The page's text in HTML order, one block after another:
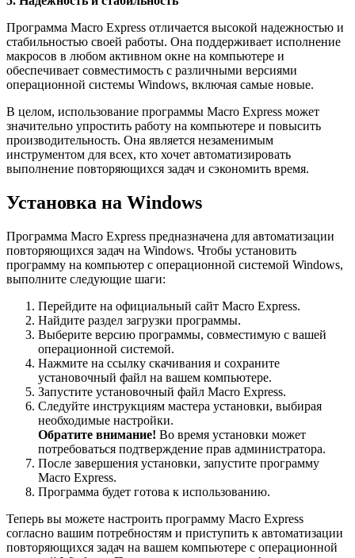
Программа Macro Express отличается высокой надежностью и
стабильностью своей работы. Она поддерживает исполнение
макросов в любом активном окне на компьютере и
обеспечивает совместимость с различными версиями
операционной системы Windows, включая самые новые.
В целом, использование программы Macro Express может
значительно упростить работу на компьютере и повысить
производительность. Она является незаменимым
инструментом для всех, кто хочет автоматизировать
выполнение повторяющихся задач и сэкономить время.
Установка на Windows
Программа Macro Express предназначена для автоматизации
повторяющихся задач на Windows. Чтобы установить
программу на компьютер с операционной системой Windows,
выполните следующие шаги:
Перейдите на официальный сайт Macro Express.
Найдите раздел загрузки программы.
Выберите версию программы, совместимую с вашей
операционной системой.
Нажмите на ссылку скачивания и сохраните
установочный файл на вашем компьютере.
Запустите установочный файл Macro Express.
Следуйте инструкциям мастера установки, выбирая
необходимые настройки.
Обратите внимание! Во время установки может
потребоваться подтверждение прав администратора.
После завершения установки, запустите программу
Macro Express.
Программа будет готова к использованию.
Теперь вы можете настроить программу Macro Express
согласно вашим потребностям и приступить к автоматизации
повторяющихся задач на вашем компьютере с операционной